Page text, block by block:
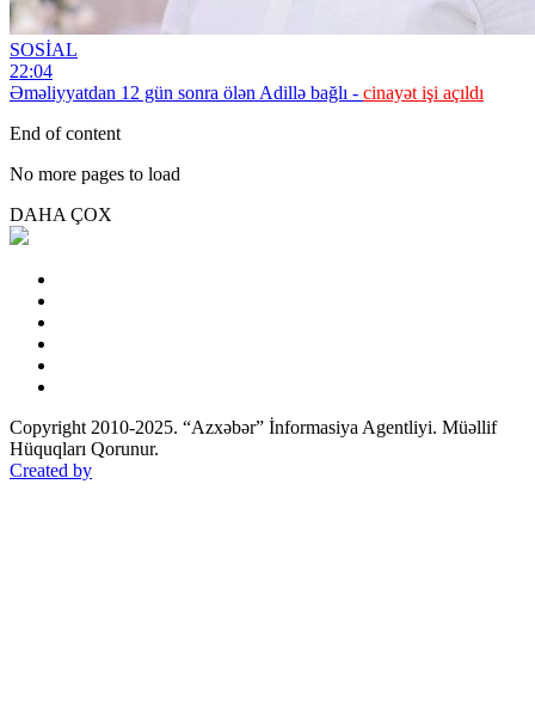
SOSİAL
22:04
Əməliyyatdan 12 gün sonra ölən Adillə bağlı - cinayət işi açıldı
End of content
No more pages to load
DAHA ÇOX
Copyright 2010-2025. “Azxəbər” İnformasiya Agentliyi. Müəllif
Hüquqları Qorunur.
Created by